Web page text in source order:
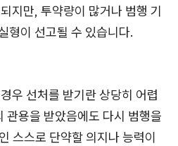
지만, 투약량이 많거나 범행 기
형이 선고될 수 있습니다.
우 선처를 받기란 상당히 어렵
관용을 받았음에도 다시 범행을
스스로 단약할 의지나 능력이